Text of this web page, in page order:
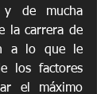
y de mucha
la carrera de
a lo que le
los factores
el máximo